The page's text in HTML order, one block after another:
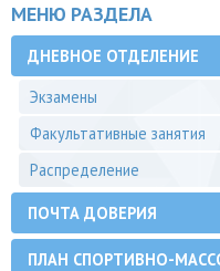
МЕНЮ РАЗДЕЛА
ДНЕВНОЕ ОТДЕЛЕНИЕ
Экзамены
Факультативные занятия
Распределение
ПОЧТА ДОВЕРИЯ
ПЛАН СПОРТИВНО-